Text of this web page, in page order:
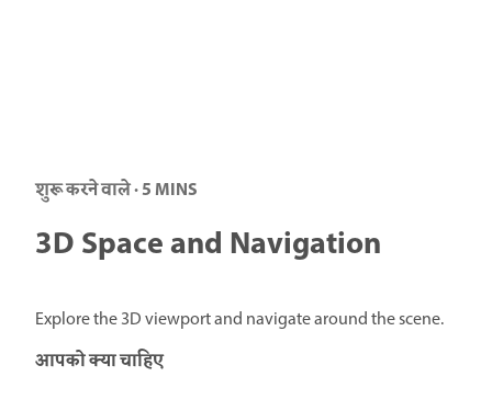
शुरू करने वाले · 5 MINS
3D Space and Navigation
Explore the 3D viewport and navigate around the scene.
आपको क्या चाहिए